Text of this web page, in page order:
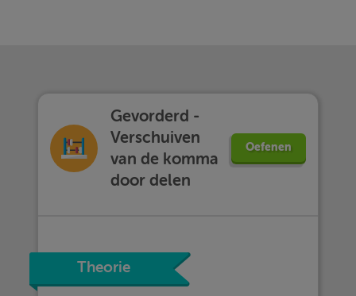
Gevorderd -
Verschuiven
van de komma
door delen
Oefenen
Theorie